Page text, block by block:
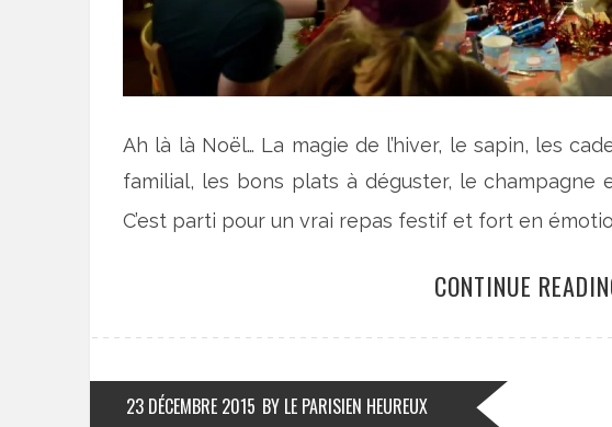
Ah là là Noël… La magie de l’hiver, le sapin, les
familial, les bons plats à déguster, le
C’est parti pour un vrai repas festif et fort en
CONTINUE
23 DÉCEMBRE 2015 BY LE PARISIEN HEUREUX